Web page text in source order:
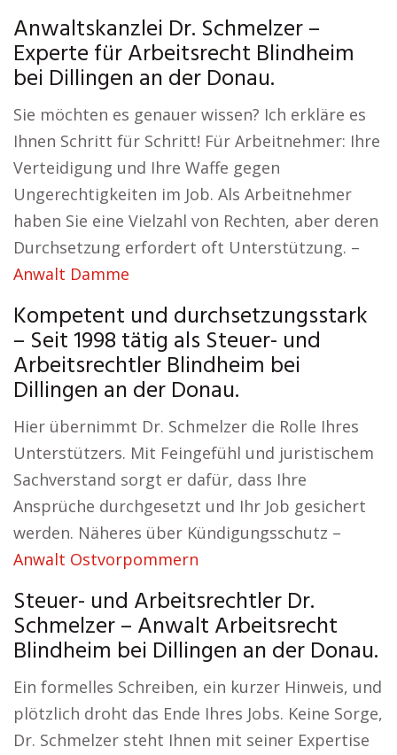
Anwaltskanzlei Dr. Schmelzer –
Experte für Arbeitsrecht Blindheim
bei Dillingen an der Donau.
Sie möchten es genauer wissen? Ich erkläre es
Ihnen Schritt für Schritt! Für Arbeitnehmer: Ihre
Verteidigung und Ihre Waffe gegen
Ungerechtigkeiten im Job. Als Arbeitnehmer
haben Sie eine Vielzahl von Rechten, aber deren
Durchsetzung erfordert oft Unterstützung. –
Anwalt Damme
Kompetent und durchsetzungsstark
– Seit 1998 tätig als Steuer- und
Arbeitsrechtler Blindheim bei
Dillingen an der Donau.
Hier übernimmt Dr. Schmelzer die Rolle Ihres
Unterstützers. Mit Feingefühl und juristischem
Sachverstand sorgt er dafür, dass Ihre
Ansprüche durchgesetzt und Ihr Job gesichert
werden. Näheres über Kündigungsschutz –
Anwalt Ostvorpommern
Steuer- und Arbeitsrechtler Dr.
Schmelzer – Anwalt Arbeitsrecht
Blindheim bei Dillingen an der Donau.
Ein formelles Schreiben, ein kurzer Hinweis, und
plötzlich droht das Ende Ihres Jobs. Keine Sorge,
Dr. Schmelzer steht Ihnen mit seiner Expertise